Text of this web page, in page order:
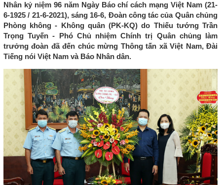
Nhân kỷ niệm 96 năm Ngày Báo chí cách mạng Việt Nam (21-
6-1925 / 21-6-2021), sáng 16-6, Đoàn công tác của Quân chủng
Phòng không - Không quân (PK-KQ) do Thiếu tướng Trần
Trọng Tuyến - Phó Chủ nhiệm Chính trị Quân chủng làm
trưởng đoàn đã đến chúc mừng Thông tấn xã Việt Nam, Đài
Tiếng nói Việt Nam và Báo Nhân dân.